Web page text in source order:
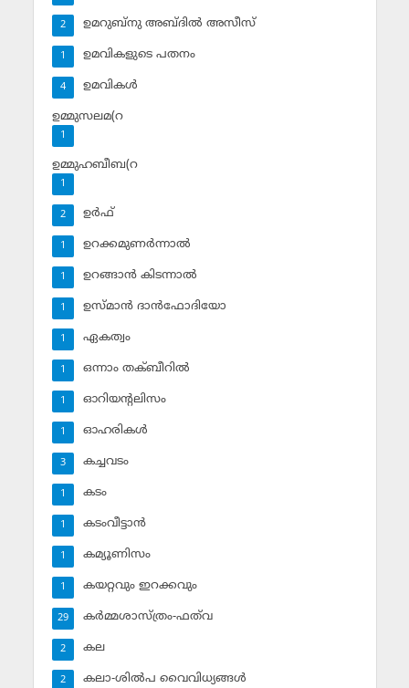
ഉമറുബ്‌നു അബ്ദില്‍ അസീസ്‌
2
ഉമവികളുടെ പതനം
1
ഉമവികള്‍
4
ഉമ്മുസലമ(റ
1
ഉമ്മുഹബീബ(റ
1
ഉര്‍ഫ്
2
ഉറക്കമുണര്‍ന്നാല്‍
1
ഉറങ്ങാന്‍ കിടന്നാല്‍
1
ഉസ്മാന്‍ ദാന്‍ഫോദിയോ
1
ഏകത്വം
1
ഒന്നാം തക്ബീറില്‍
1
ഓറിയന്റലിസം
1
ഓഹരികള്‍
1
കച്ചവടം
3
കടം
1
കടംവീട്ടാന്‍
1
കമ്യൂണിസം
1
കയറ്റവും ഇറക്കവും
1
കര്‍മ്മശാസ്ത്രം-ഫത്‌വ
29
കല
2
കലാ-ശില്‍പ വൈവിധ്യങ്ങള്‍
2